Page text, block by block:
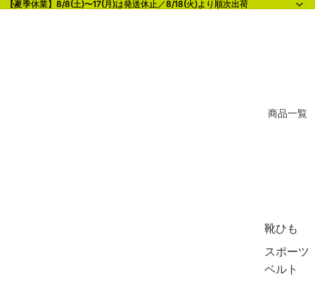
【夏季休業】8/8(土)〜17(月)は発送休止／8/18(火)より順次出荷
【夏季休業】8/8(土)〜17(月)は発送休止／8/18(火)より順次出荷
商品一覧
靴ひも
スポーツ
ベルト